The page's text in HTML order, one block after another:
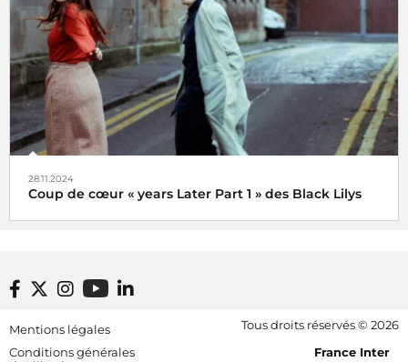
28.11.2024
Coup de cœur « years Later Part 1 » des Black Lilys
Black Lilys, une caresse magique et émotionnelle pop
folk
Radio France, le 2 décembre 2024
Footer bottom
Mentions légales
Conditions générales
Tous droits réservés © 2026
[RDF] Pied de page - Mobile
France Inter